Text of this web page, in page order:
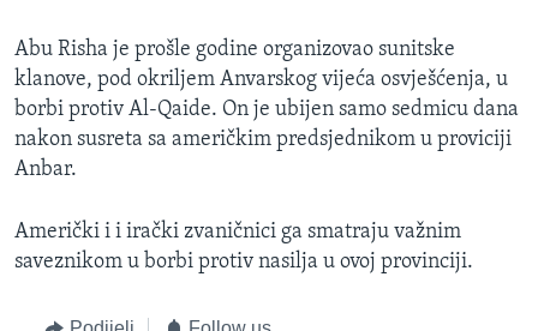
Jezici
Abu Risha je prošle godine organizovao sunitske
klanove, pod okriljem Anvarskog vijeća osvješćenja, u
borbi protiv Al-Qaide. On je ubijen samo sedmicu dana
nakon susreta sa američkim predsjednikom u proviciji
Anbar.
Američki i i irački zvaničnici ga smatraju važnim
saveznikom u borbi protiv nasilja u ovoj provinciji.